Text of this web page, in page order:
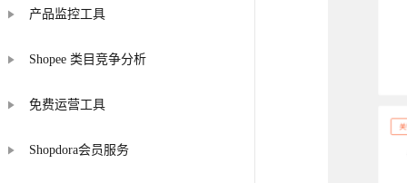
产品监控工具
Shopee 类目竞争分析
免费运营工具
Shopdora会员服务